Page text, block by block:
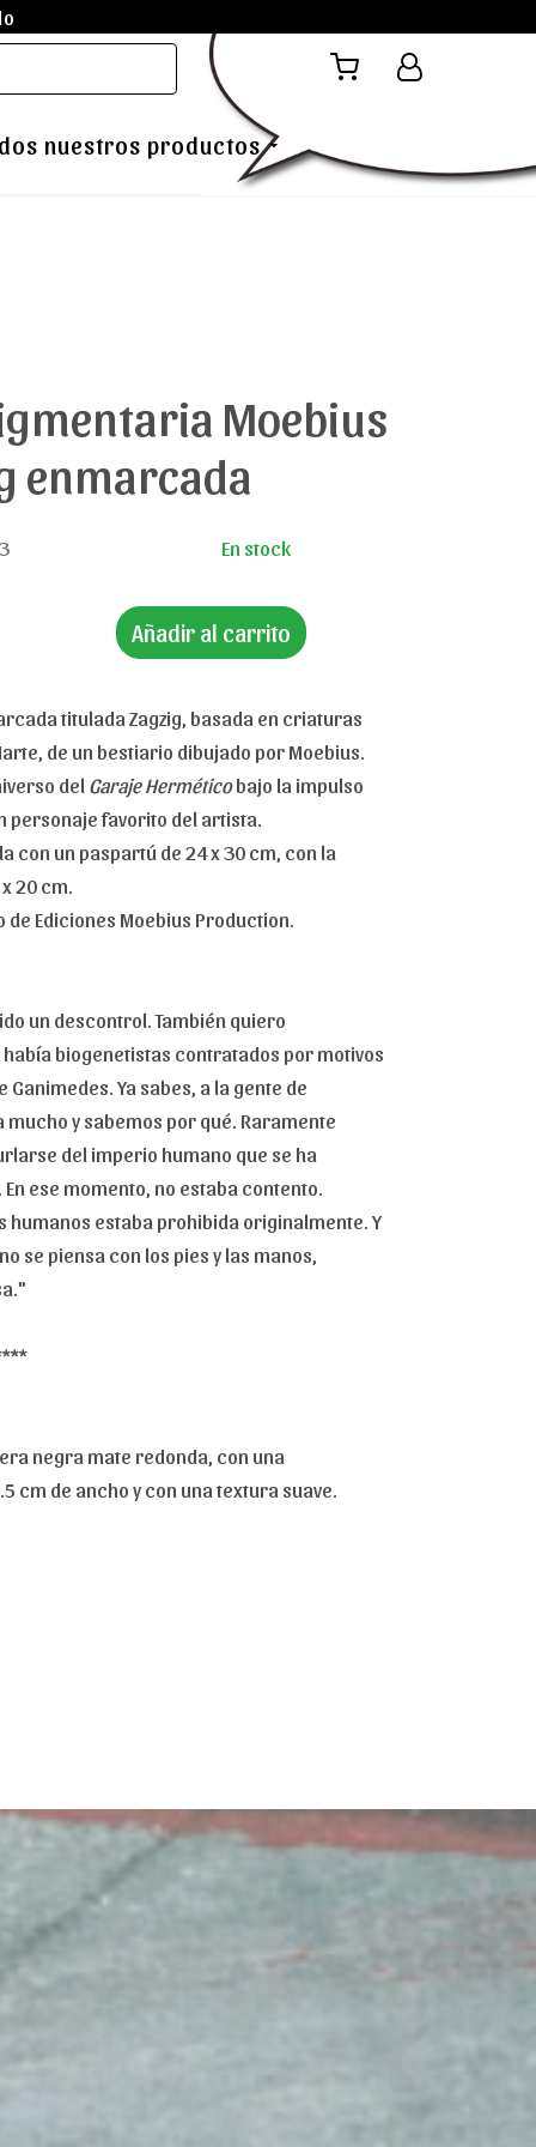
nuestros productos
Moebius
enmarcada
En stock
Añadir al carrito
titulada Zagzig, basada en criaturas
de un bestiario dibujado por Moebius.
del Garaje Herméticobajo la impulso
personaje favorito del artista.
con un paspartú de 24 x 30 cm, con la
20 cm.
Ediciones Moebius Production.
un descontrol. También quiero
biogenetistas contratados por motivos
Ya sabes, a la gente de
y sabemos por qué. Raramente
del imperio humano que se ha
ese momento, no estaba contento.
humanos estaba prohibida originalmente. Y
se piensa con los pies y las manos,
negra mate redonda, con una
cm de ancho y con una textura suave.